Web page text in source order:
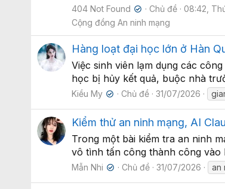
404 Not Found ✔ Chủ đề 08:42,
Cộng đồng An ninh mạng
Hàng loạt đại học lớn ở Hàn
Việc sinh viên lạm dụng các
học bị hủy kết quả, buộc nhà
Kiều My ✔ Chủ đề 31/07/2026
Kiểm thử an ninh mạng, AI
Trong một bài kiểm tra an ninh
vô tình tấn công thành công vào
Mẫn Nhi ✔ Chủ đề 31/07/2026 an